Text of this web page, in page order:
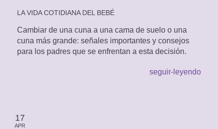
LA VIDA COTIDIANA DEL BEBÉ
Cambiar de una cuna a una cama de suelo o una
cuna más grande: señales importantes y consejos
para los padres que se enfrentan a esta decisión.
seguir-leyendo
17
APR